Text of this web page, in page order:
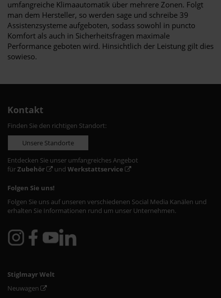
umfangreiche Klimaautomatik über mehrere Zonen. Folgt
man dem Hersteller, so werden sage und schreibe 39
Assistenzsysteme aufgeboten, sodass sowohl in puncto
Komfort als auch in Sicherheitsfragen maximale
Performance geboten wird. Hinsichtlich der Leistung gilt dies
sowieso.
Kontakt
Finden Sie den richtigen Standort:
Unsere Standorte
Entdecken Sie unser umfangreiches Angebot
fürZubehör und Werkstattservice
Folgen Sie uns!
Folgen Sie uns auf unseren verschiedenen Social Media Kanälen und
erhalten Sie Informationen rund um unser Unternehmen.
Stiglmayr Welt
Neuwagen